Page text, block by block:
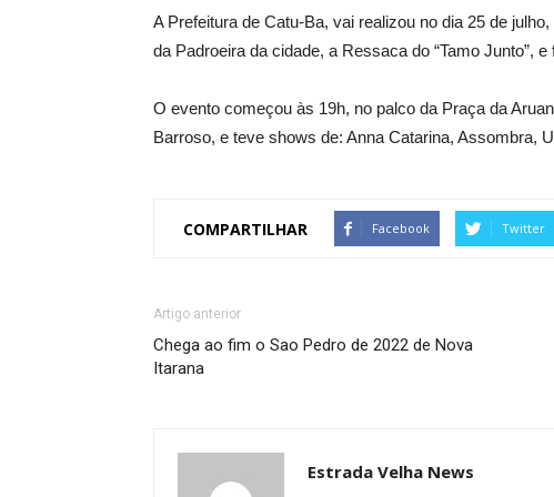
A Prefeitura de Catu-Ba, vai realizou no dia 25 de
da Padroeira da cidade, a Ressaca do “Tamo Junto”,
O evento começou às 19h, no palco da Praça da
Barroso, e teve shows de: Anna Catarina, Assombra,
COMPARTILHAR Facebook Twitter
Artigo anterior
Chega ao fim o Sao Pedro de 2022 de Nova
Itarana
Estrada Velha News